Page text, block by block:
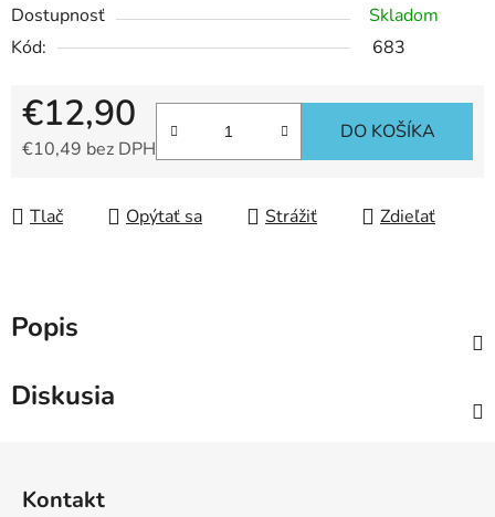
Dostupnosť
Skladom
Kód:
683
€12,90
€10,49 bez DPH
DO KOŠÍKA
Tlač Opýtať sa Strážiť Zdieľať
Popis
Diskusia
Kontakt